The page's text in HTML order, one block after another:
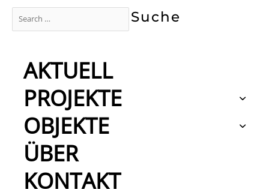
nach:
AKTUELL
PROJEKTE
OBJEKTE
ÜBER
KONTAKT